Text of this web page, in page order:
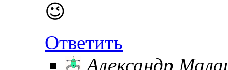
😉
Ответить
Александр